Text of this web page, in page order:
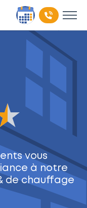
is 4.6out of 5
vous
à notre
de chauffage